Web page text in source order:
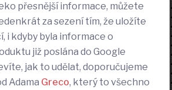
přesnější informace, můžete
za sezení tím, že uložíte
i kdyby byla informace o
již poslána do Google
jak to udělat, doporučujeme
Adama Greco, který to všechno